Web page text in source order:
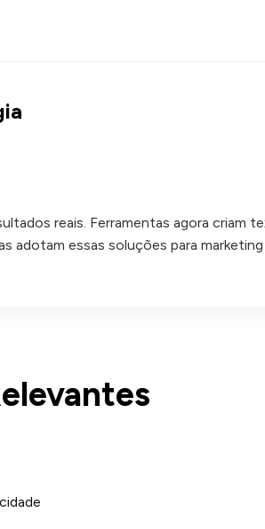
reais. Ferramentas agora criam
adotam essas soluções para